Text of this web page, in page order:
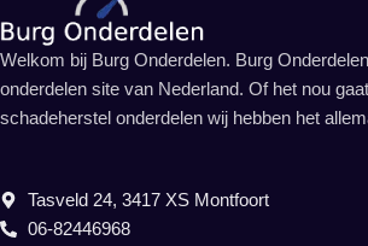
Welkom bij Burg Onderdelen. Burg
onderdelen site van Nederland. Of het nou
schadeherstel onderdelen wij hebben het
Tasveld 24, 3417 XS Montfoort
06-82446968